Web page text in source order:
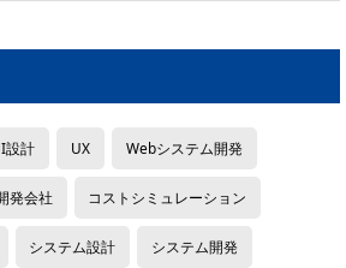
設計 UX Webシステム開発
発会社 コストシミュレーション
システム設計 システム開発